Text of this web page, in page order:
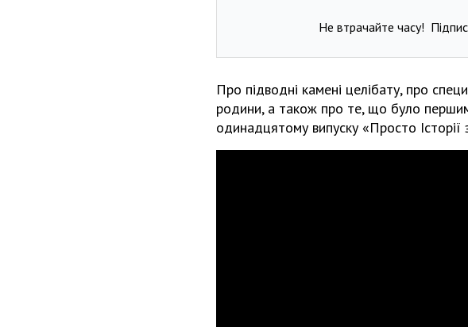
Не втрачайте часу!
Про підводні камені целібату, про
родини, а також про те, що було
одинадцятому випуску «Просто